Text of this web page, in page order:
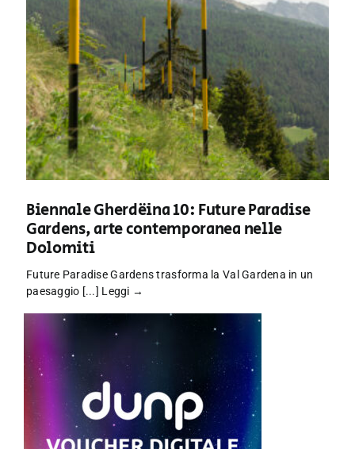
Biennale Gherdëina 10: Future Paradise
Gardens, arte contemporanea nelle
Dolomiti
Future Paradise Gardens trasforma la Val Gardena in un
paesaggio [...] Leggi →